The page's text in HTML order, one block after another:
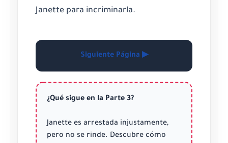
Janette para incriminarla.
Siguiente Página ▶
¿Qué sigue en la Parte 3?
Janette es arrestada injustamente,
pero no se rinde. Descubre cómo